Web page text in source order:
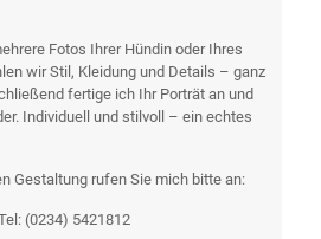
Fotos Ihrer Hündin oder Ihres
wir Stil, Kleidung und Details – ganz
fertige ich Ihr Porträt an und
Individuell und stilvoll – ein echtes
Gestaltung rufen Sie mich bitte an:
(0234) 5421812